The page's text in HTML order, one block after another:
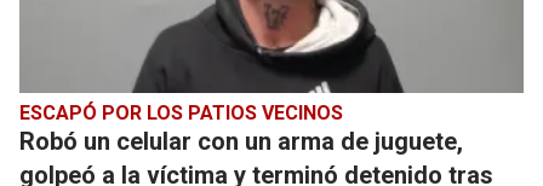
ESCAPÓ POR LOS PATIOS VECINOS
Robó un celular con un arma de juguete,
golpeó a la víctima y terminó detenido tras